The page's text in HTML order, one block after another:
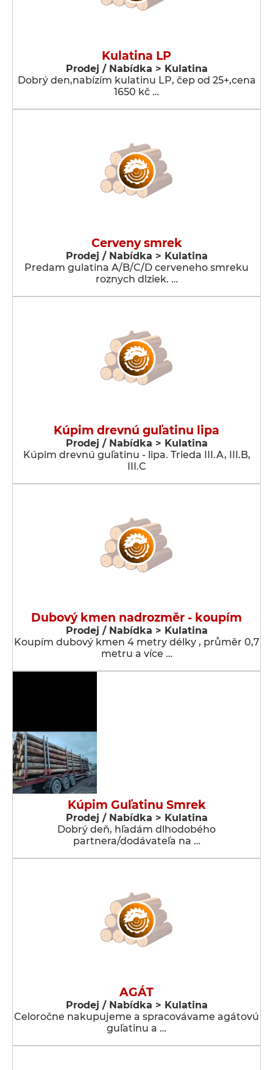
Kulatina LP
Prodej / Nabídka > Kulatina
Dobrý den,nabízím kulatinu LP, čep od 25+,cena
1650 kč …
Cerveny smrek
Prodej / Nabídka > Kulatina
Predam gulatina A/B/C/D cerveneho smreku
roznych dlziek. …
Kúpim drevnú guľatinu lipa
Prodej / Nabídka > Kulatina
Kúpim drevnú guľatinu - lipa. Trieda III.A, III.B,
III.C
Dubový kmen nadrozměr - koupím
Prodej / Nabídka > Kulatina
Koupím dubový kmen 4 metry délky , průměr 0,7
metru a více …
Kúpim Guľatinu Smrek
Prodej / Nabídka > Kulatina
Dobrý deň, hľadám dlhodobého
partnera/dodávateľa na …
AGÁT
Prodej / Nabídka > Kulatina
Celoročne nakupujeme a spracovávame agátovú
guľatinu a …